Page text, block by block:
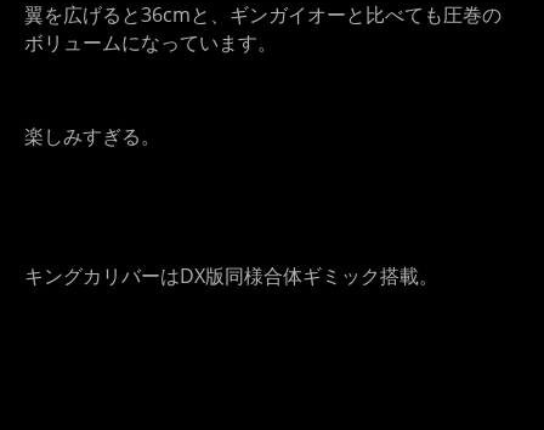
翼を広げると36cmと、ギンガイオーと比べても圧巻の
ボリュームになっています。
楽しみすぎる。
キングカリバーはDX版同様合体ギミック搭載。